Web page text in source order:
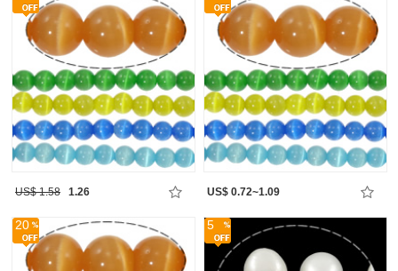
US$ 1.58 1.26 US$ 0.72~1.09
20 5